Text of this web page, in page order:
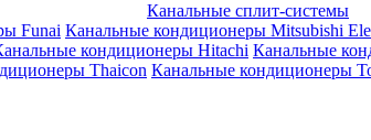
Канальные сплит-системы
Funai Канальные кондиционеры Mitsubishi
кондиционеры Hitachi Канальные
Thaicon Канальные кондиционеры